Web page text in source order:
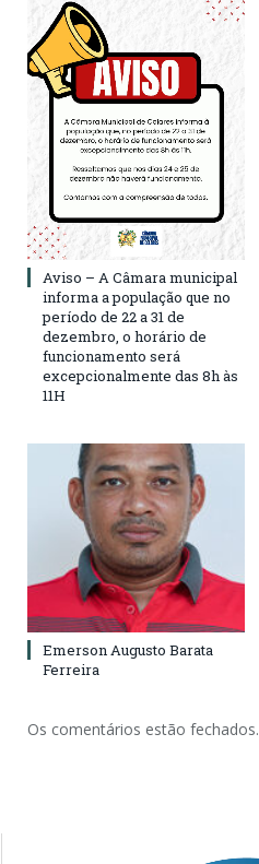
Aviso – A Câmara municipal
informa a população que no
período de 22 a 31 de
dezembro, o horário de
funcionamento será
excepcionalmente das 8h às
11H
Emerson Augusto Barata
Ferreira
Os comentários estão fechados.